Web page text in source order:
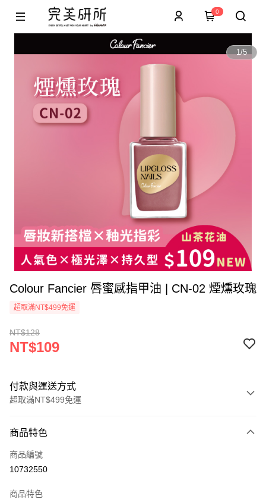
0
1/5
Colour Fancier 唇蜜感指甲油 | CN-02 煙燻玫瑰
超取滿NT$499免運
NT$128
NT$109
付款與運送方式
超取滿NT$499免運
信用卡一次付款
超商取貨付款
商品特色
商品編號
10732550
商品特色